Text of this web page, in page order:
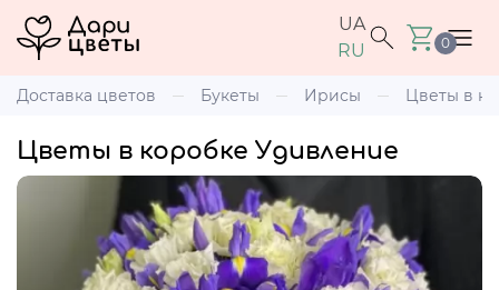
UA
RU
0
Доставка цветов Букеты Ирисы Цветы в
Цветы в коробке Удивление